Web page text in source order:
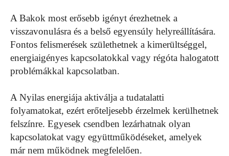
A Bakok most erősebb igényt érezhetnek a
visszavonulásra és a belső egyensúly helyreállítására.
Fontos felismerések születhetnek a kimerültséggel,
energiaigényes kapcsolatokkal vagy régóta halogatott
problémákkal kapcsolatban.
A Nyilas energiája aktiválja a tudatalatti
folyamatokat, ezért erőteljesebb érzelmek kerülhetnek
felszínre. Egyesek csendben lezárhatnak olyan
kapcsolatokat vagy együttműködéseket, amelyek
már nem működnek megfelelően.